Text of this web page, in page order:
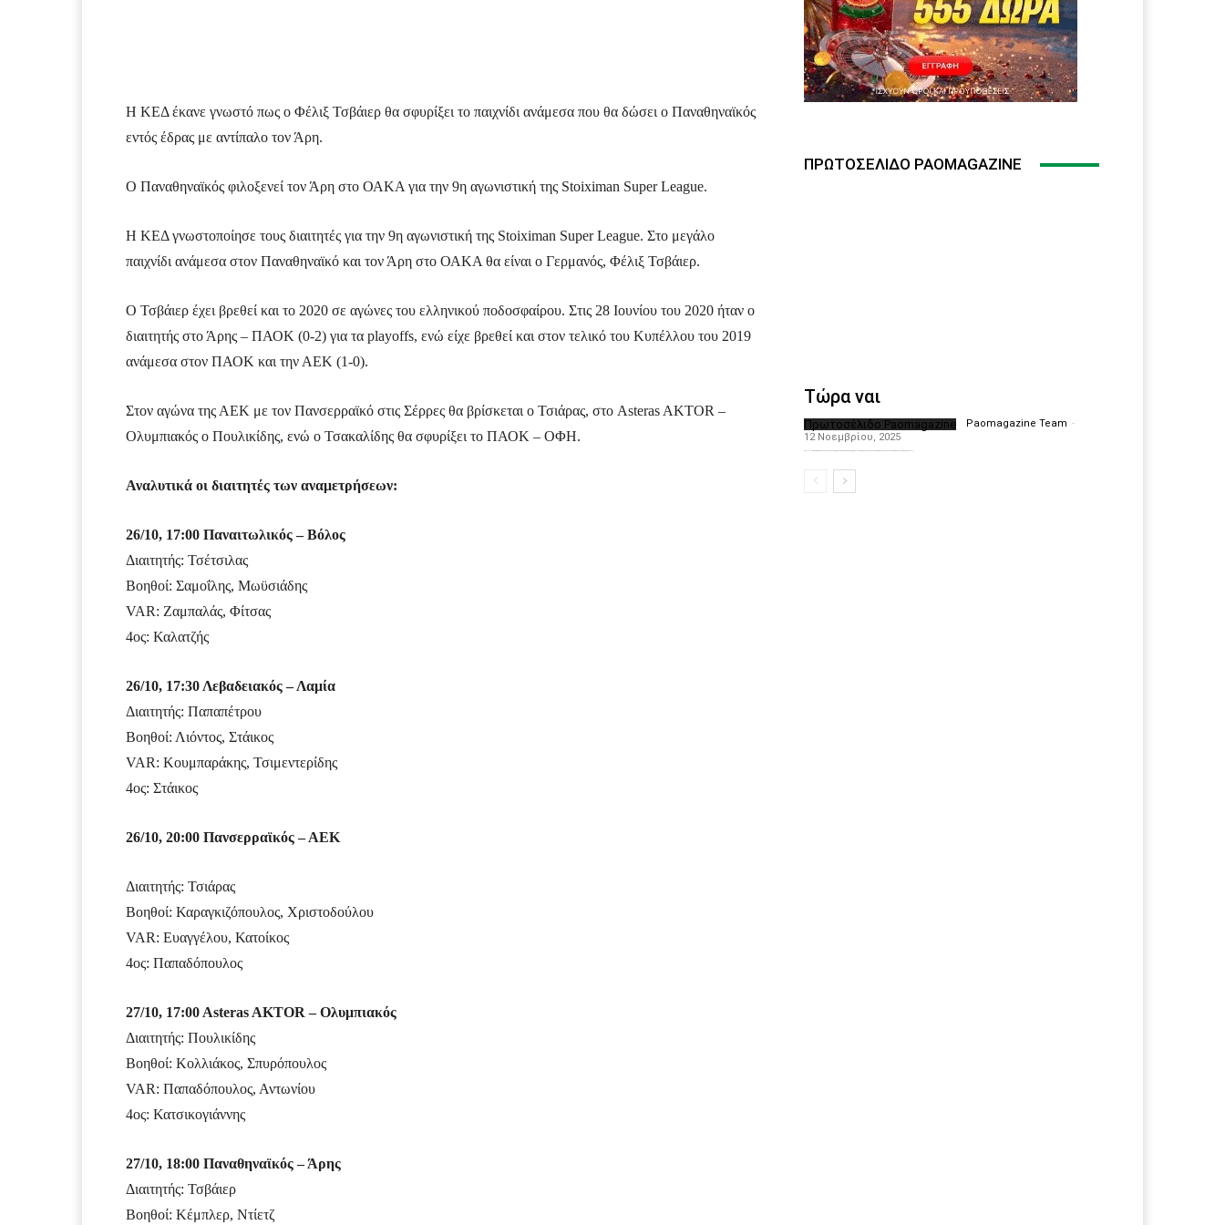
Η ΚΕΔ έκανε γνωστό πως ο Φέλιξ Τσβάιερ θα σφυρίξει το παιχνίδι ανάμεσα που θα δώσει ο Παναθηναϊκός
εντός έδρας με αντίπαλο τον Άρη.
Ο Παναθηναϊκός φιλοξενεί τον Άρη στο ΟΑΚΑ για την 9η αγωνιστική της Stoiximan Super League.
Η ΚΕΔ γνωστοποίησε τους διαιτητές για την 9η αγωνιστική της Stoiximan Super League. Στο μεγάλο
παιχνίδι ανάμεσα στον Παναθηναϊκό και τον Άρη στο ΟΑΚΑ θα είναι ο Γερμανός, Φέλιξ Τσβάιερ.
Ο Τσβάιερ έχει βρεθεί και το 2020 σε αγώνες του ελληνικού ποδοσφαίρου. Στις 28 Ιουνίου του 2020 ήταν ο
διαιτητής στο Άρης – ΠΑΟΚ (0-2) για τα playoffs, ενώ είχε βρεθεί και στον τελικό του Κυπέλλου του 2019
ανάμεσα στον ΠΑΟΚ και την ΑΕΚ (1-0).
Στον αγώνα της ΑΕΚ με τον Πανσερραϊκό στις Σέρρες θα βρίσκεται ο Τσιάρας, στο Asteras AKTOR –
Ολυμπιακός ο Πουλικίδης, ενώ ο Τσακαλίδης θα σφυρίξει το ΠΑΟΚ – ΟΦΗ.
Αναλυτικά οι διαιτητές των αναμετρήσεων:
26/10, 17:00 Παναιτωλικός – Βόλος
Διαιτητής: Τσέτσιλας
Βοηθοί: Σαμοΐλης, Μωϋσιάδης
VAR: Ζαμπαλάς, Φίτσας
4ος: Καλατζής
26/10, 17:30 Λεβαδειακός – Λαμία
Διαιτητής: Παπαπέτρου
Βοηθοί: Λιόντος, Στάικος
VAR: Κουμπαράκης, Τσιμεντερίδης
4ος: Στάικος
26/10, 20:00 Πανσερραϊκός – ΑΕΚ
Διαιτητής: Τσιάρας
Βοηθοί: Καραγκιζόπουλος, Χριστοδούλου
VAR: Ευαγγέλου, Κατοίκος
4ος: Παπαδόπουλος
27/10, 17:00 Asteras AKTOR – Ολυμπιακός
Διαιτητής: Πουλικίδης
Βοηθοί: Κολλιάκος, Σπυρόπουλος
VAR: Παπαδόπουλος, Αντωνίου
4ος: Κατσικογιάννης
27/10, 18:00 Παναθηναϊκός – Άρης
Διαιτητής: Τσβάιερ
Βοηθοί: Κέμπλερ, Ντίετζ
ΠΡΩΤΟΣΈΛΙΔΟ PAOMAGAZINE
Τώρα ναι
Πρωτοσέλιδο Paomagazine Paomagazine Team -
12 Νοεμβρίου, 2025